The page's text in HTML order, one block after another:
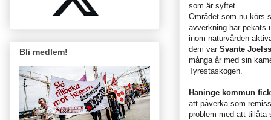
som är syftet.
Området som nu körs
avverkning har pekats
inom naturvården
dem var Svante
många år med sin
Tyrestaskogen.
Haninge kommun fick
att påverka som
problem med att tillåta
Bli medlem!